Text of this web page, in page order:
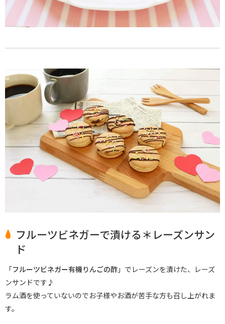
フルーツビネガーで漬ける＊レーズンサン
ド
「フルーツビネガー有機りんごの酢 」でレーズンを漬けた、レーズ
ンサンドです♪
ラム酒を使っていないのでお子様やお酒が苦手な方も召し上がれま
す。